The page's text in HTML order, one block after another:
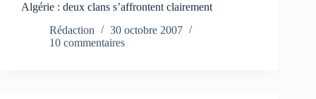
Algérie : deux clans s’affrontent clairement
Rédaction
30 octobre 2007
10 commentaires